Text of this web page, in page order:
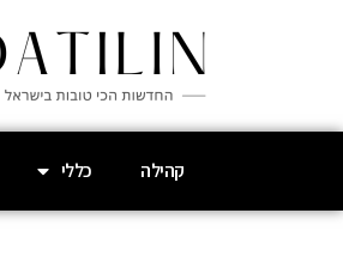
קהילה כללי